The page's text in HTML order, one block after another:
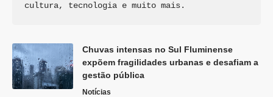
cultura, tecnologia e muito mais.
Chuvas intensas no Sul Fluminense
expõem fragilidades urbanas e desafiam a
gestão pública
Notícias